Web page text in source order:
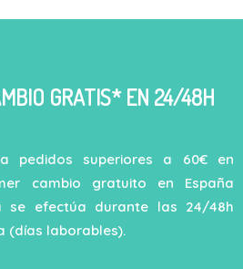
GRATIS* EN 24/48H
pedidos superiores a 60€ en
cambio gratuito en España
se efectúa durante las 24/48h
(días laborables).